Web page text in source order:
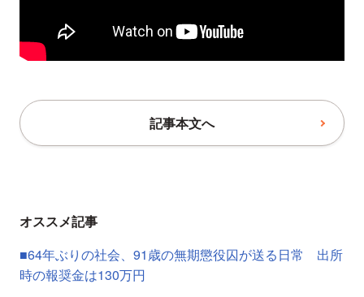
記事本文へ
オススメ記事
■64年ぶりの社会、91歳の無期懲役囚が送る日常 出所
時の報奨金は130万円